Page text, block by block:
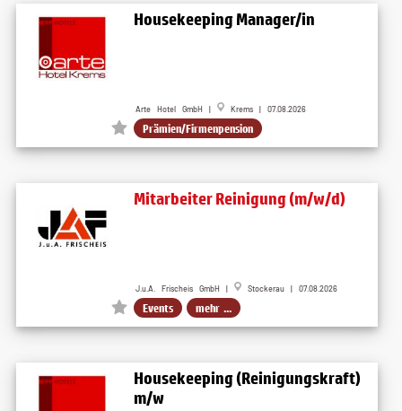
Housekeeping Manager/in
Arte Hotel GmbH | Krems | 07.08.2026
Prämien/Firmenpension
Mitarbeiter Reinigung (m/w/d)
J.u.A. Frischeis GmbH | Stockerau | 07.08.2026
Events mehr ...
Housekeeping (Reinigungskraft)
m/w